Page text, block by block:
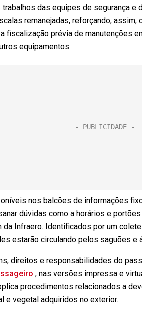
das equipes de segurança e
remanejadas, reforçando,
fiscalização prévia de manutenções
equipamentos.
nos balcões de informações
dúvidas como a horários e
da Infraero. Identificados por um
estarão circulando pelos saguões e
direitos e responsabilidades do
, nas versões impressa e
procedimentos relacionados a
e vegetal adquiridos no exterior.